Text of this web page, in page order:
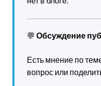
💬 Обсуждение
Есть мнение по
вопрос или